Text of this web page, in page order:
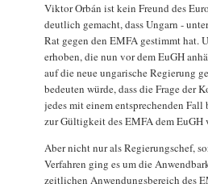
Viktor Orbán ist kein Freund des
deutlich gemacht, dass Ungarn -
Rat gegen den EMFA gestimmt hat.
erhoben, die nun vor dem EuGH
auf die neue ungarische Regierung
bedeuten würde, dass die Frage der
jedes mit einem entsprechenden
zur Gültigkeit des EMFA dem EuGH
Aber nicht nur als Regierungschef,
Verfahren ging es um die
zeitlichen Anwendungsbereich des